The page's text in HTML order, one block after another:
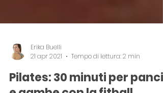
Erika Buelli
21 apr 2021
Tempo di lettura: 2 min